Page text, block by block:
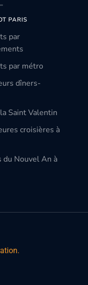
PARIS
par
par métro
dîners-
Saint Valentin
croisières à
du Nouvel An à